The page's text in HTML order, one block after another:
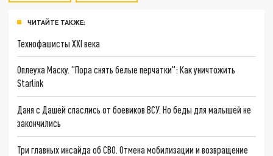
ЧИТАЙТЕ ТАКЖЕ:
Технофашисты XXI века
Оплеуха Маску. "Пора снять белые перчатки": Как уничтожить
Starlink
Даня с Дашей спаслись от боевиков ВСУ. Но беды для малышей не
закончились
Три главных инсайда об СВО. Отмена мобилизации и возвращение